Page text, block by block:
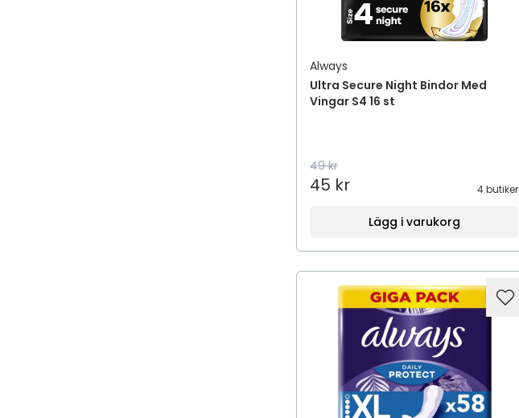
Always
Ultra Secure Night Bindor Med
Vingar S4 16 st
49 kr
45 kr 4 butiker
Lägg i varukorg